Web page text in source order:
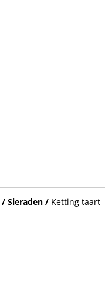
/ Sieraden / Ketting taart